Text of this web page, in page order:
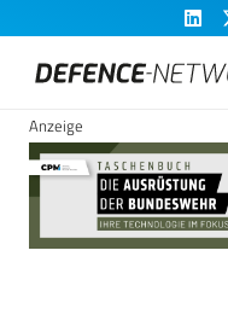
Anzeige